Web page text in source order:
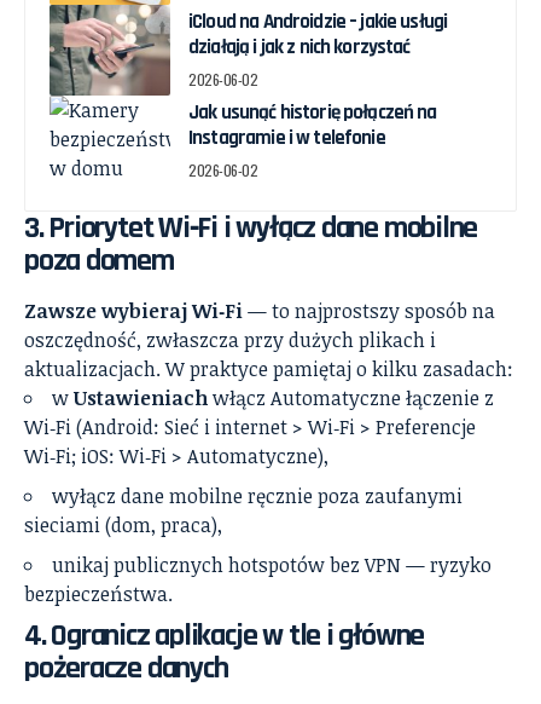
iCloud na Androidzie – jakie usługi
działają i jak z nich korzystać
2026-06-02
Jak usunąć historię połączeń na
Instagramie i w telefonie
2026-06-02
3. Priorytet Wi‑Fi i wyłącz dane mobilne
poza domem
Zawsze wybieraj Wi‑Fi— to najprostszy sposób na
oszczędność, zwłaszcza przy dużych plikach i
aktualizacjach. W praktyce pamiętaj o kilku zasadach:
wUstawieniachwłącz Automatyczne łączenie z
Wi‑Fi (Android: Sieć i internet > Wi‑Fi > Preferencje
Wi‑Fi; iOS: Wi‑Fi > Automatyczne),
wyłącz dane mobilne ręcznie poza zaufanymi
sieciami (dom, praca),
unikaj publicznych hotspotów bez VPN — ryzyko
bezpieczeństwa.
4. Ogranicz aplikacje w tle i główne
pożeracze danych